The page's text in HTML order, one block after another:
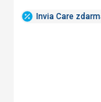
Invia Care